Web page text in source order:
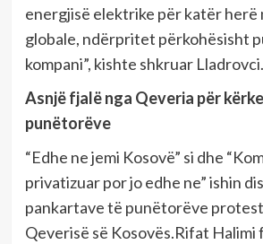
energjisë elektrike për katër
globale, ndërpritet përkohësisht
kompani”, kishte shkruar Lladrovci.
Asnjë fjalë nga Qeveria për
punëtorëve
“Edhe ne jemi Kosovë” si dhe
privatizuar por jo edhe ne” ishin
pankartave të punëtorëve
Qeverisë së Kosovës.Rifat Halimi